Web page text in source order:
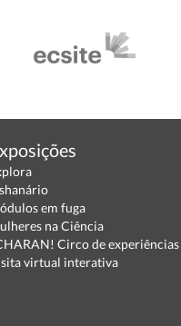
em fuga
na Ciência
Circo de experiências
virtual interativa